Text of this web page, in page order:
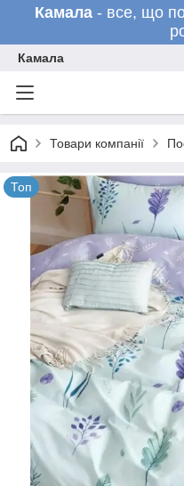
Камала - все, що
Камала
Товари компанії
Топ